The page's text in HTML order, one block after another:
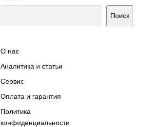
Поиск
О нас
Аналитика и статьи
Сервис
Оплата и гарантия
Политика
конфиденциальности